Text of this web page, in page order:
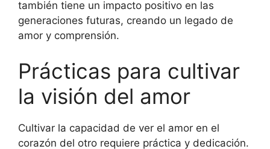
también tiene un impacto positivo en las
generaciones futuras, creando un legado de
amor y comprensión.
Prácticas para cultivar
la visión del amor
Cultivar la capacidad de ver el amor en el
corazón del otro requiere práctica y dedicación.